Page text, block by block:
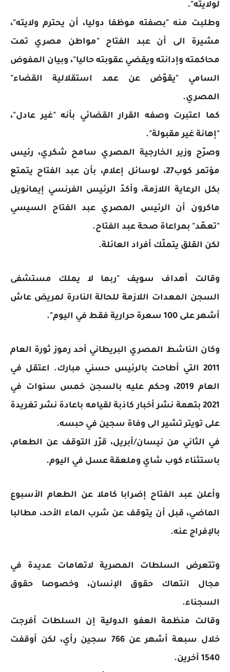
لولايته".
وطلبت منه "بصفته موظفا دوليا، أن يحترم ولايته"،
مشيرة الى أن عبد الفتاح "مواطن مصري تمت
محاكمته وإدانته ويقضي عقوبته حاليا"، وبيان المفوض
السامي "يقوّض عن عمد استقلالية القضاء"
المصري.
كما اعتبرت وصفه القرار القضائي بأنه "غير عادل"،
"إهانة غير مقبولة".
وصرّح وزير الخارجية المصري سامح شكري، رئيس
مؤتمر كوب27، لوسائل إعلام، بأن عبد الفتاح يتمتع
بكل الرعاية اللازمة، وأكدّ الرئيس الفرنسي إيمانويل
ماكرون أن الرئيس المصري عبد الفتاح السيسي
"تعهّد" بمراعاة صحة عبد الفتاح.
لكن القلق يتملّك أفراد العائلة.
وقالت أهداف سويف "ربما لا يملك مستشفى
السجن المعدات اللازمة للحالة النادرة لمريض عاش
أشهر على 100 سعرة حرارية فقط في اليوم".
وكان الناشط المصري البريطاني أحد رموز ثورة العام
2011 التي أطاحت بالرئيس حسني مبارك. اعتقل في
العام 2019، وحكم عليه بالسجن خمس سنوات في
2021 بتهمة نشر أخبار كاذبة لقيامه باعادة نشر تغريدة
على تويتر تشير الى وفاة سجين في حبسه.
في الثاني من نيسان/أبريل، قرّر التوقف عن الطعام،
باستثناء كوب شاي وملعقة عسل في اليوم.
وأعلن عبد الفتاح إضرابا كاملا عن الطعام الأسبوع
الماضي، قبل أن يتوقف عن شرب الماء الأحد، مطالبا
بالإفراج عنه.
وتتعرض السلطات المصرية لاتهامات عديدة في
مجال انتهاك حقوق الإنسان، وخصوصا حقوق
السجناء.
وقالت منظمة العفو الدولية إن السلطات أفرجت
خلال سبعة أشهر عن 766 سجين رأي، لكن أوقفت
1540 آخرين.